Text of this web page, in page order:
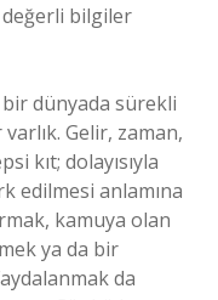
değerli bilgiler
bir dünyada sürekli
Gelir, zaman,
kıt; dolayısıyla
edilmesi anlamına
kamuya olan
ya da bir
da